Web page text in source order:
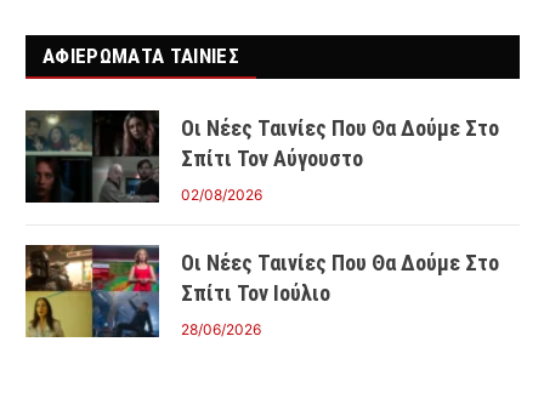
ΑΦΙΕΡΩΜΑΤΑ ΤΑΙΝΊΕΣ
Οι Νέες Ταινίες Που Θα Δούμε Στο
Σπίτι Τον Αύγουστο
02/08/2026
Οι Νέες Ταινίες Που Θα Δούμε Στο
Σπίτι Τον Ιούλιο
28/06/2026